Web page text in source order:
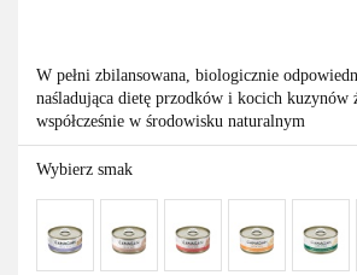
W pełni zbilansowana, biologicznie
naśladująca dietę przodków i kocich kuzynów
współcześnie w środowisku naturalnym
Wybierz smak